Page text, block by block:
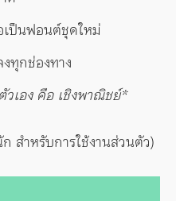
ป็นฟอนต์ชุดใหม่
ทุกช่องทาง
วเอง คือ เชิงพาณิชย์*
สำหรับการใช้งานส่วนตัว)